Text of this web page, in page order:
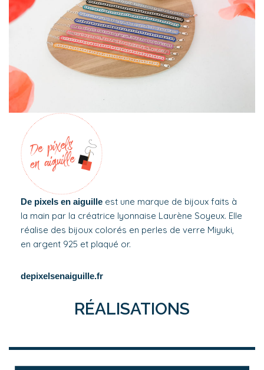
De pixels en aiguille est une marque de bijoux faits à
la main par la créatrice lyonnaise Laurène Soyeux. Elle
réalise des bijoux colorés en perles de verre Miyuki,
en argent 925 et plaqué or.
depixelsenaiguille.fr
RÉALISATIONS